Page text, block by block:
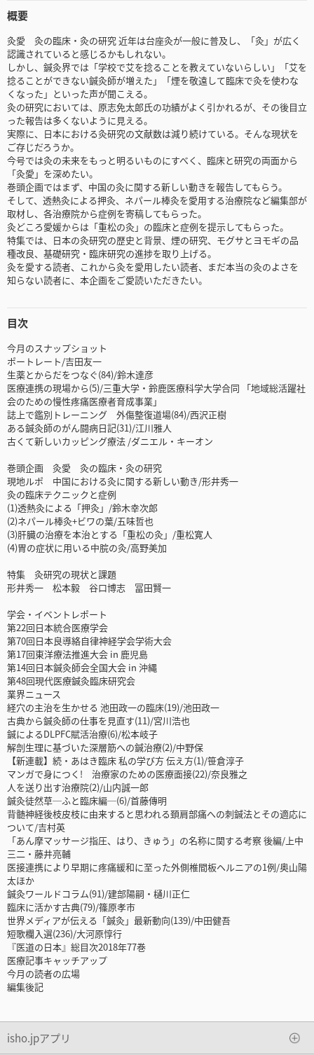
概要
灸愛 灸の臨床・灸の研究 近年は台座灸が一般に普及し、「灸」が広く
認識されていると感じるかもしれない。
しかし、鍼灸界では「学校で艾を捻ることを教えていないらしい」「艾を
捻ることができない鍼灸師が増えた」「煙を敬遠して臨床で灸を使わな
くなった」といった声が聞こえる。
灸の研究においては、原志免太郎氏の功績がよく引かれるが、その後目立
った報告は多くないように見える。
実際に、日本における灸研究の文献数は減り続けている。そんな現状を
ご存じだろうか。
今号では灸の未来をもっと明るいものにすべく、臨床と研究の両面から
「灸愛」を深めたい。
巻頭企画ではまず、中国の灸に関する新しい動きを報告してもらう。
そして、透熱灸による押灸、ネパール棒灸を愛用する治療院など編集部が
取材し、各治療院から症例を寄稿してもらった。
灸どころ愛媛からは「重松の灸」の臨床と症例を提示してもらった。
特集では、日本の灸研究の歴史と背景、煙の研究、モグサとヨモギの品
種改良、基礎研究・臨床研究の進捗を取り上げる。
灸を愛する読者、これから灸を愛用したい読者、まだ本当の灸のよさを
知らない読者に、本企画をご愛読いただきたい。
目次
今月のスナップショット
ポートレート/吉田友一
生薬とからだをつなぐ(84)/鈴木達彦
医療連携の現場から(5)/三重大学・鈴鹿医療科学大学合同 「地域総活躍社
会のための慢性疼痛医療者育成事業」
誌上で鑑別トレーニング 外傷整復道場(84)/西沢正樹
ある鍼灸師のがん闘病日記(31)/江川雅人
古くて新しいカッピング療法 /ダニエル・キーオン
巻頭企画 灸愛 灸の臨床・灸の研究
現地ルポ 中国における灸に関する新しい動き/形井秀一
灸の臨床テクニックと症例
(1)透熱灸による「押灸」/鈴木幸次郎
(2)ネパール棒灸+ビワの葉/五味哲也
(3)肝臓の治療を本治とする「重松の灸」/重松寛人
(4)胃の症状に用いる中脘の灸/高野美加
特集 灸研究の現状と課題
形井秀一 松本毅 谷口博志 冨田賢一
学会・イベントレポート
第22回日本統合医療学会
第70回日本良導絡自律神経学会学術大会
第17回東洋療法推進大会 in 鹿児島
第14回日本鍼灸師会全国大会 in 沖縄
第48回現代医療鍼灸臨床研究会
業界ニュース
経穴の主治を生かせる 池田政一の臨床(19)/池田政一
古典から鍼灸師の仕事を見直す(11)/宮川浩也
鍼によるDLPFC賦活治療(6)/松本岐子
解剖生理に基づいた深層筋への鍼治療(2)/中野保
【新連載】続・あはき臨床 私の学び方 伝え方(1)/笹倉淳子
マンガで身につく! 治療家のための医療面接(22)/奈良雅之
人を送り出す治療院(2)/山内誠一郎
鍼灸徒然草─ふと臨床編─(6)/首藤傳明
背髄神経後枝皮枝に由来すると思われる頚肩部痛への刺鍼法とその適応に
ついて/吉村英
「あん摩マッサージ指圧、はり、きゅう」の名称に関する考察 後編/上中
三二・藤井亮輔
医接連携により早期に疼痛緩和に至った外側椎間板ヘルニアの1例/奥山陽
太ほか
鍼灸ワールドコラム(91)/建部陽嗣・樋川正仁
臨床に活かす古典(79)/篠原孝市
世界メディアが伝える「鍼灸」最新動向(139)/中田健吾
短歌欄入選(236)/大河原惇行
『医道の日本』総目次2018年77巻
医療記事キャッチアップ
今月の読者の広場
編集後記
isho.jpアプリ